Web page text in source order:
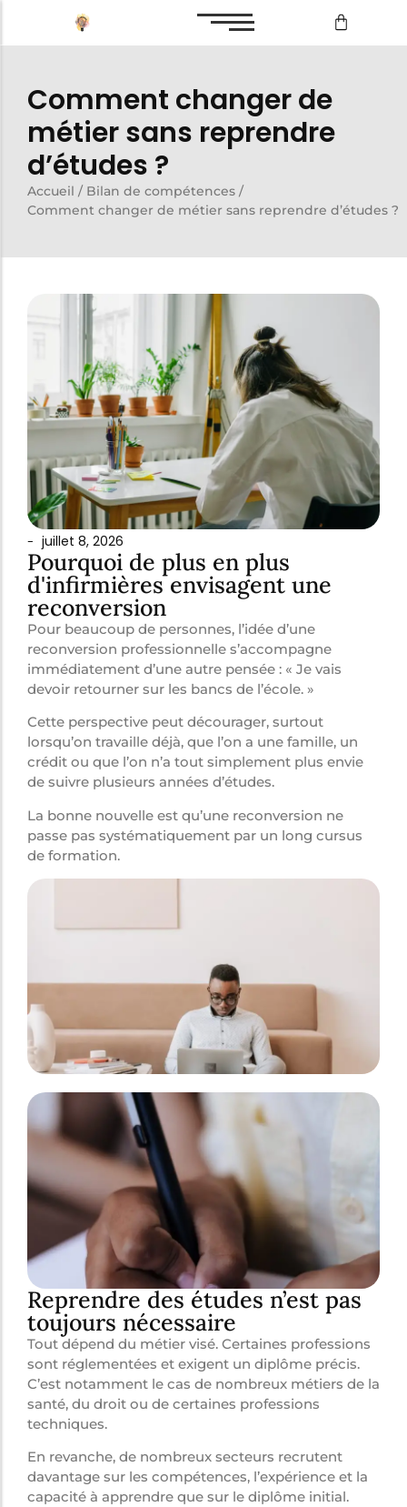
Bilan de compétences
Bilan de compétences
Reconversion professionnelle
Comment changer de
métier sans reprendre
d’études ?
Accueil / Bilan de compétences /
Comment changer de métier sans reprendre d’études ?
- juillet 8, 2026
Pourquoi de plus en plus
d'infirmières envisagent une
reconversion
Pour beaucoup de personnes, l’idée d’une
reconversion professionnelle s’accompagne
immédiatement d’une autre pensée : « Je vais
devoir retourner sur les bancs de l’école. »
Cette perspective peut décourager, surtout
lorsqu’on travaille déjà, que l’on a une famille, un
crédit ou que l’on n’a tout simplement plus envie
de suivre plusieurs années d’études.
La bonne nouvelle est qu’une reconversion ne
passe pas systématiquement par un long cursus
de formation.
Reprendre des études n’est pas
toujours nécessaire
Tout dépend du métier visé. Certaines professions
sont réglementées et exigent un diplôme précis.
C’est notamment le cas de nombreux métiers de la
santé, du droit ou de certaines professions
techniques.
En revanche, de nombreux secteurs recrutent
davantage sur les compétences, l’expérience et la
capacité à apprendre que sur le diplôme initial.